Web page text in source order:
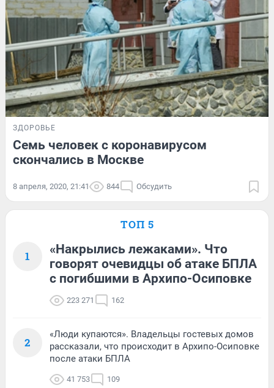
ЗДОРОВЬЕ
Семь человек с коронавирусом
скончались в Москве
8 апреля, 2020, 21:41 844 Обсудить
ТОП 5
1
«Накрылись лежаками». Что
говорят очевидцы об атаке БПЛА
с погибшими в Архипо-Осиповке
223 271 162
2
«Люди купаются». Владельцы гостевых домов
рассказали, что происходит в Архипо-Осиповке
после атаки БПЛА
41 753 109